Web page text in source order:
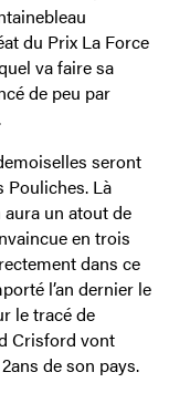
du Prix La Force
va faire sa
de peu par
seront
Pouliches. Là
un atout de
en trois
dans ce
l’an dernier le
le tracé de
Crisford vont
de son pays.